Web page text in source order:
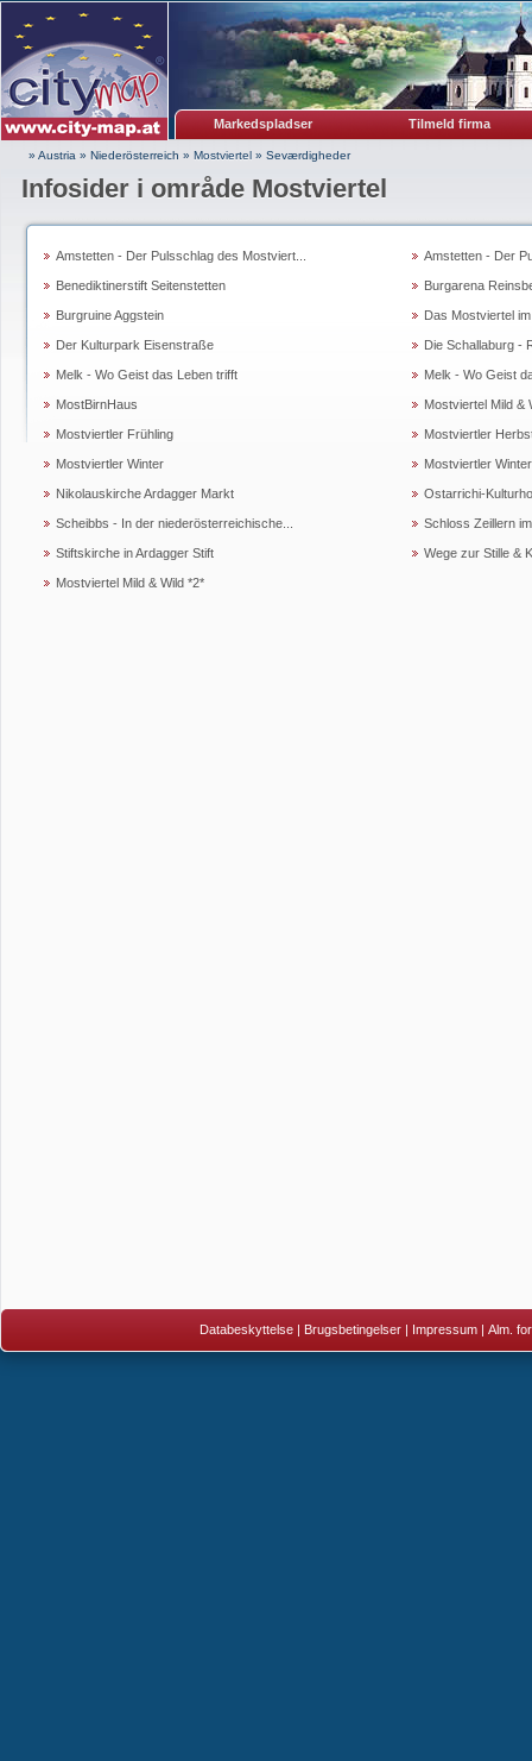
Markedspladser Tilmeld firma
» Austria » Niederösterreich » Mostviertel » Seværdigheder
Infosider i område Mostviertel
Amstetten - Der Pulsschlag des Mostviert... Amstetten - Der
Benediktinerstift Seitenstetten Burgarena
Burgruine Aggstein Das Mostviertel
Der Kulturpark Eisenstraße Die Schallaburg -
Melk - Wo Geist das Leben trifft Melk - Wo Geist
MostBirnHaus Mostviertel Mild &
Mostviertler Frühling Mostviertler
Mostviertler Winter Mostviertler
Nikolauskirche Ardagger Markt Ostarrichi-
Scheibbs - In der niederösterreichische... Schloss Zeillern
Stiftskirche in Ardagger Stift Wege zur Stille &
Mostviertel Mild & Wild *2*
Databeskyttelse | Brugsbetingelser | Impressum | Alm.